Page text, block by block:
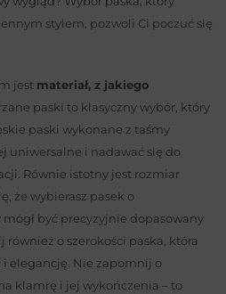
stylem, pozwoli Ci poczuć się
jest materiał, z jakiego
paski to klasyczny wybór, który
paski wykonane z taśmy
uniwersalne i nadawać się do
Równie istotny jest rozmiar
że wybierasz pasek o
być precyzyjnie dopasowany
o szerokości paska, która
i elegancję. Nie zapomnij o
klamrę i jej wykończenia – to